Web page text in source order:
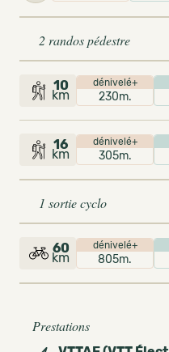
2 randos pédestre
10
km
dénivelé+
230m.
16
km
dénivelé+
305m.
1 sortie cyclo
60
km
dénivelé+
805m.
Prestations